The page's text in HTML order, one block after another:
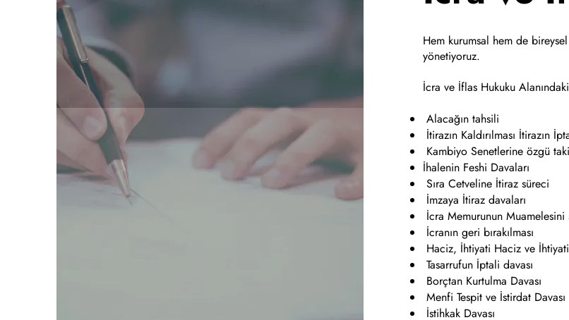
Hem kurumsal hem de
yönetiyoruz.
İcra ve İflas Hukuku
Alacağın tahsili
İtirazın Kaldırılması İtirazın
Kambiyo Senetlerine özgü
İhalenin Feshi Davaları
Sıra Cetveline İtiraz süreci
İmzaya İtiraz davaları
İcra Memurunun Muamelesini
İcranın geri bırakılması
Haciz, İhtiyati Haciz ve
Tasarrufun İptali davası
Borçtan Kurtulma Davası
Menfi Tespit ve İstirdat Davası
İstihkak Davası